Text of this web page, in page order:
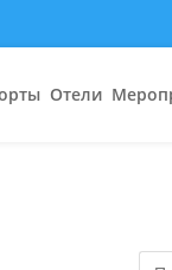
Отели